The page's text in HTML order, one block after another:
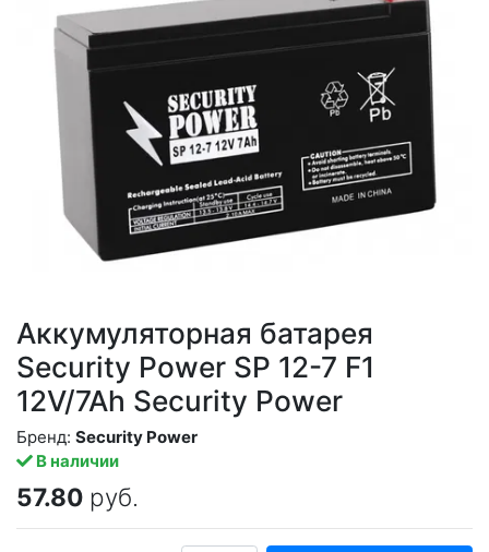
Аккумуляторная батарея
Security Power SP 12-7 F1
12V/7Ah Security Power
В наличии
Бренд: Security Power
57.80 руб.